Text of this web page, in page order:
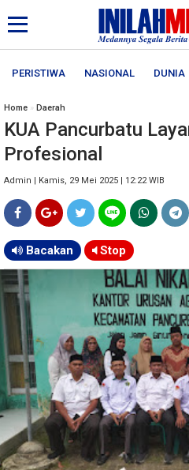
PERISTIWA NASIONAL DUNIA
Home » Daerah
KUA Pancurbatu
Profesional
Admin | Kamis, 29 Mei 2025 | 12:22 WIB
Bacakan Stop